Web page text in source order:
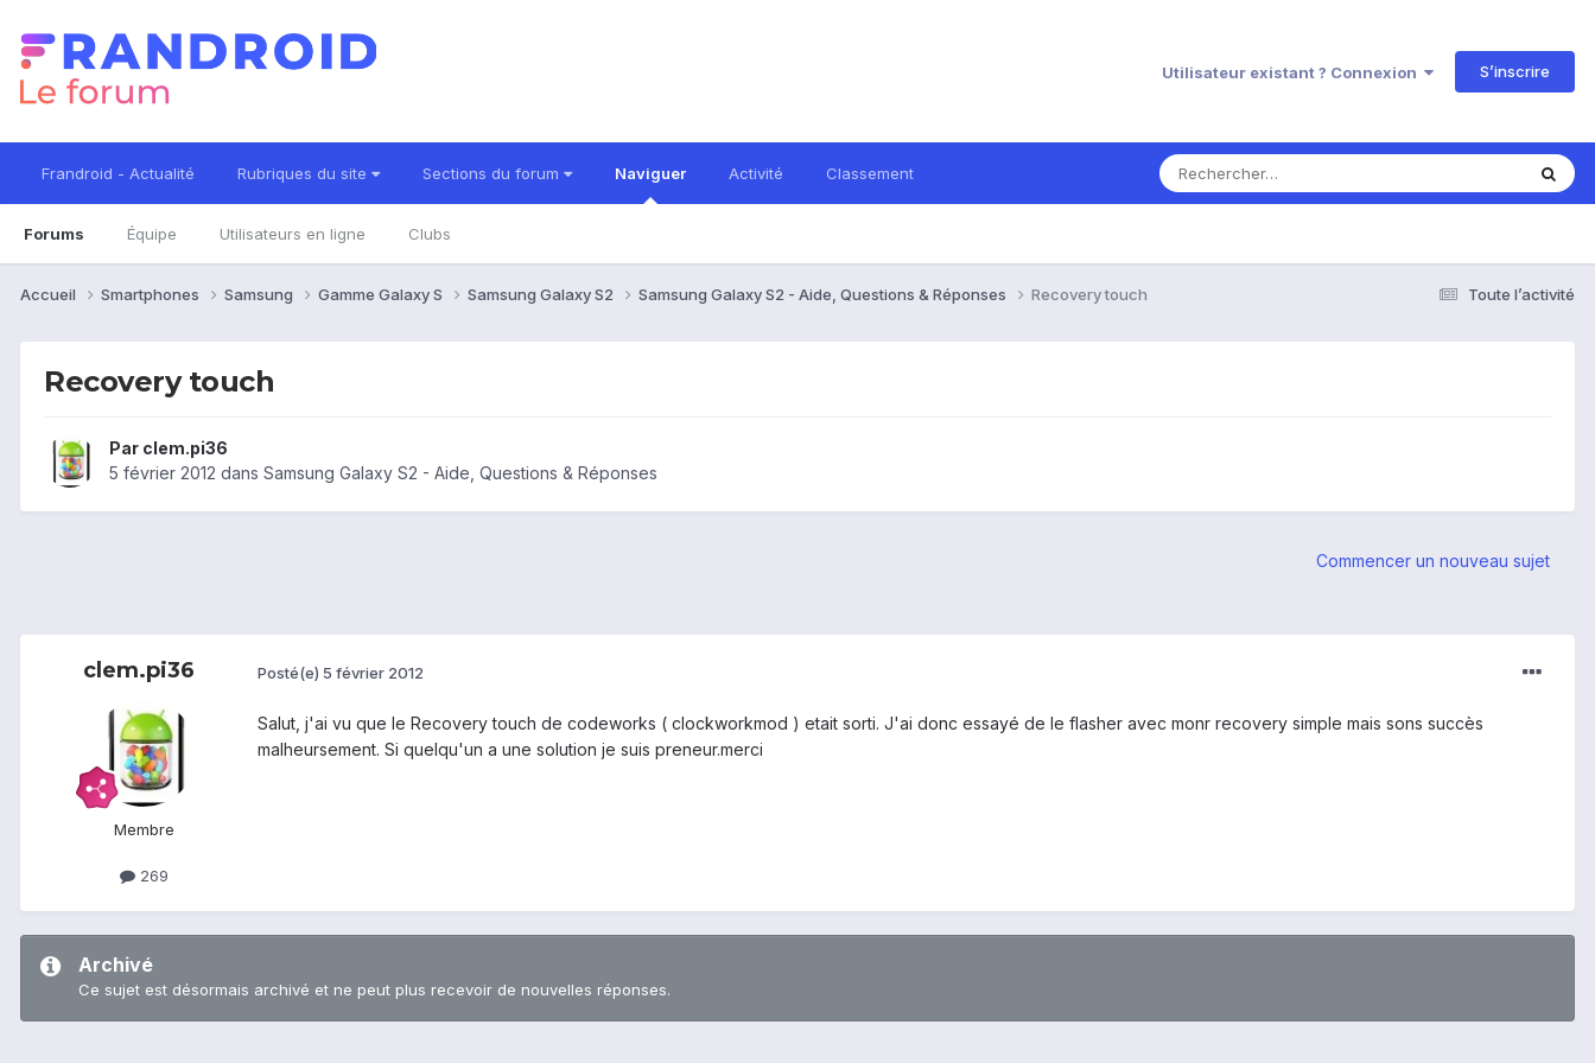
Utilisateur existant ? Connexion S’inscrire
Frandroid - Actualité Rubriques du site Sections du forum Naviguer
Forums Équipe Utilisateurs en ligne Clubs
Activité Classement
Toute l’activité
Accueil Smartphones Samsung Gamme Galaxy S Samsung Galaxy S2 Samsung Galaxy S2 - Aide, Questions & Réponses Recovery touch
Recovery touch
Par clem.pi36
5 février 2012 dans Samsung Galaxy S2 - Aide, Questions & Réponses
Commencer un nouveau sujet
clem.pi36
Membre
269
Posté(e) 5 février 2012
Salut, j'ai vu que le Recovery touch de codeworks ( clockworkmod ) etait sorti. J'ai donc essayé de le flasher avec monr recovery simple mais sons succès
malheursement. Si quelqu'un a une solution je suis preneur.merci
Archivé
Ce sujet est désormais archivé et ne peut plus recevoir de nouvelles réponses.